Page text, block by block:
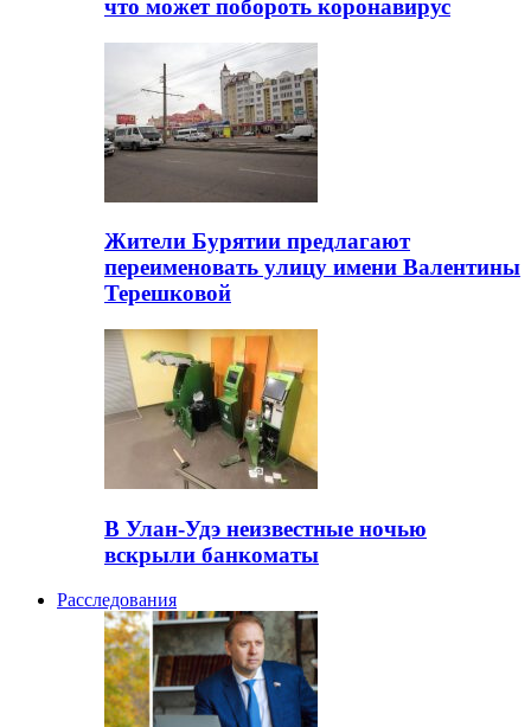
что может побороть коронавирус
Жители Бурятии предлагают
переименовать улицу имени Валентины
Терешковой
В Улан-Удэ неизвестные ночью
вскрыли банкоматы
Расследования